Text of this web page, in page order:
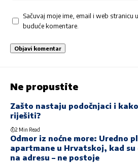
Sačuvaj moje ime, email i web stranicu
buduće komentare.
Ne propustite
Zašto nastaju podočnjaci i
riješiti?
2 Min Read
Odmor iz noćne more: Uredno
apartmane u Hrvatskoj, kad su
na adresu – ne postoje